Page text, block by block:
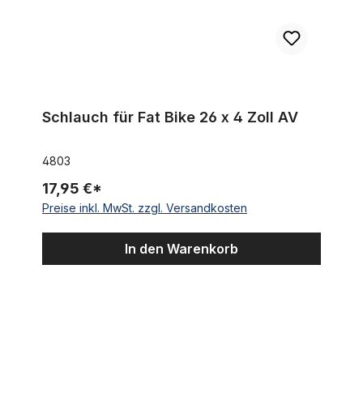
Schlauch für Fat Bike 26 x 4 Zoll AV
4803
17,95 €*
Preise inkl. MwSt. zzgl. Versandkosten
In den Warenkorb